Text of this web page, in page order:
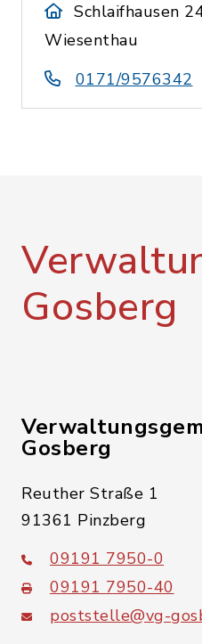
Schlaifhausen
Wiesenthau
0171/9576342
Gosberg
Gosberg
Reuther Straße 1
91361 Pinzberg
09191 7950-0
09191 7950-40
poststelle@vg-